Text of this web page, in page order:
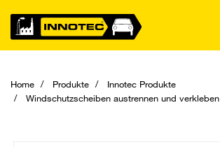
Home Produkte
Innotec Produkte
Windschutzscheiben austrennen und verkleben